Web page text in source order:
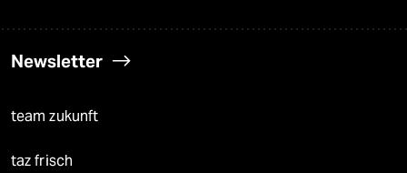
Newsletter
team zukunft
taz frisch